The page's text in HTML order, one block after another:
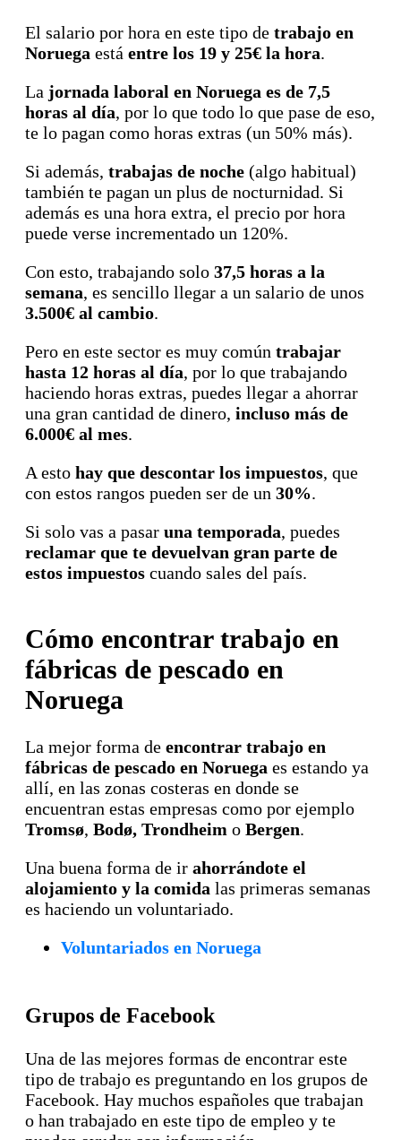
El salario por hora en este tipo de trabajo en
Noruega está entre los 19 y 25€ la hora.
La jornada laboral en Noruega es de 7,5
horas al día, por lo que todo lo que pase de eso,
te lo pagan como horas extras (un 50% más).
Si además, trabajas de noche (algo habitual)
también te pagan un plus de nocturnidad. Si
además es una hora extra, el precio por hora
puede verse incrementado un 120%.
Con esto, trabajando solo 37,5 horas a la
semana, es sencillo llegar a un salario de unos
3.500€ al cambio.
Pero en este sector es muy común trabajar
hasta 12 horas al día, por lo que trabajando
haciendo horas extras, puedes llegar a ahorrar
una gran cantidad de dinero, incluso más de
6.000€ al mes.
A esto hay que descontar los impuestos, que
con estos rangos pueden ser de un 30%.
Si solo vas a pasar una temporada, puedes
reclamar que te devuelvan gran parte de
estos impuestos cuando sales del país.
Cómo encontrar trabajo en
fábricas de pescado en
Noruega
La mejor forma de encontrar trabajo en
fábricas de pescado en Noruega es estando ya
allí, en las zonas costeras en donde se
encuentran estas empresas como por ejemplo
Tromsø, Bodø, Trondheim o Bergen.
Una buena forma de ir ahorrándote el
alojamiento y la comida las primeras semanas
es haciendo un voluntariado.
Voluntariados en Noruega
Grupos de Facebook
Una de las mejores formas de encontrar este
tipo de trabajo es preguntando en los grupos de
Facebook. Hay muchos españoles que trabajan
o han trabajado en este tipo de empleo y te